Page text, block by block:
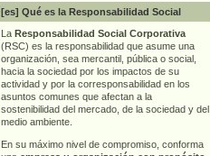
[es] Qué es la Responsabilidad Social
La Responsabilidad Social Corporativa
(RSC) es la responsabilidad que asume una
organización, sea mercantil, pública o social,
hacia la sociedad por los impactos de su
actividad y por la corresponsabilidad en los
asuntos comunes que afectan a la
sostenibilidad del mercado, de la sociedad y del
medio ambiente.
En su máximo nivel de compromiso, conforma